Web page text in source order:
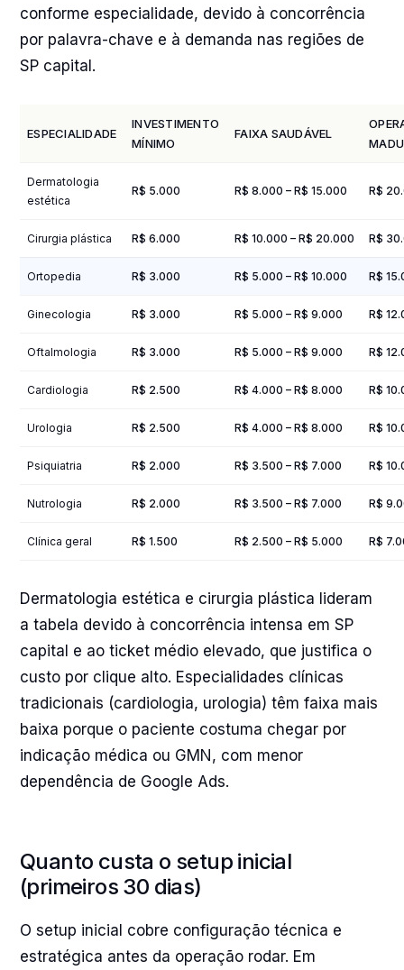
conforme especialidade, devido à concorrência
por palavra-chave e à demanda nas regiões de
SP capital.
ESPECIALIDADE
INVESTIMENTO
MÍNIMO
FAIXA SAUDÁVEL
Dermatologia
estética
R$ 5.000 R$ 8.000 – R$ 15.000 R$
Cirurgia plástica R$ 6.000 R$ 10.000 – R$ 20.000 R$
Ortopedia R$ 3.000 R$ 5.000 – R$ 10.000 R$
Ginecologia R$ 3.000 R$ 5.000 – R$ 9.000 R$
Oftalmologia R$ 3.000 R$ 5.000 – R$ 9.000 R$
Cardiologia R$ 2.500 R$ 4.000 – R$ 8.000 R$
Urologia R$ 2.500 R$ 4.000 – R$ 8.000 R$
Psiquiatria R$ 2.000 R$ 3.500 – R$ 7.000 R$
Nutrologia R$ 2.000 R$ 3.500 – R$ 7.000 R$
Clínica geral R$ 1.500 R$ 2.500 – R$ 5.000 R$
Dermatologia estética e cirurgia plástica lideram
a tabela devido à concorrência intensa em SP
capital e ao ticket médio elevado, que justifica o
custo por clique alto. Especialidades clínicas
tradicionais (cardiologia, urologia) têm faixa mais
baixa porque o paciente costuma chegar por
indicação médica ou GMN, com menor
dependência de Google Ads.
Quanto custa o setup inicial
(primeiros 30 dias)
O setup inicial cobre configuração técnica e
estratégica antes da operação rodar. Em